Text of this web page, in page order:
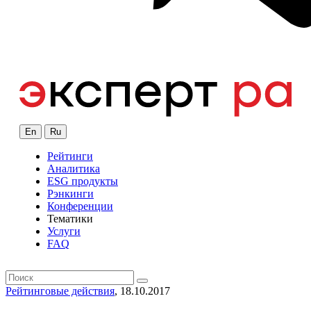
En Ru
Рейтинги
Аналитика
ESG продукты
Рэнкинги
Конференции
Тематики
Услуги
FAQ
Рейтинговые действия, 18.10.2017